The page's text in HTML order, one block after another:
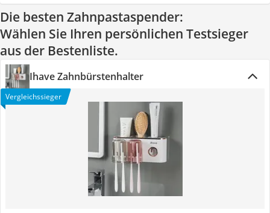
Die besten Zahnpastaspender:
Wählen Sie Ihren persönlichen Testsieger
aus der Bestenliste.
Ihave Zahnbürstenhalter
Vergleichssieger